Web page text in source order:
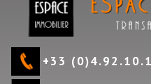
+33